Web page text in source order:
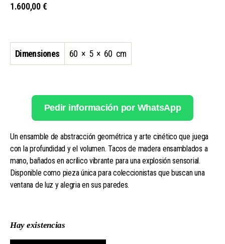
1.600,00€
Dimensiones 60 × 5 × 60 cm
Pedir información por WhatsApp
Un ensamble de abstracción geométrica y arte cinético que juega
con la profundidad y el volumen. Tacos de madera ensamblados a
mano, bañados en acrílico vibrante para una explosión sensorial.
Disponible como pieza única para coleccionistas que buscan una
ventana de luz y alegria en sus paredes.
Hay existencias